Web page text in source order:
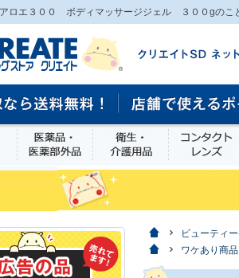
アロエ３００ ボディマッサージジェル ３００gのこ
ホーム 医薬品・医薬部外品衛生・介護用品
ホームビューティ
ホームワケあり商品